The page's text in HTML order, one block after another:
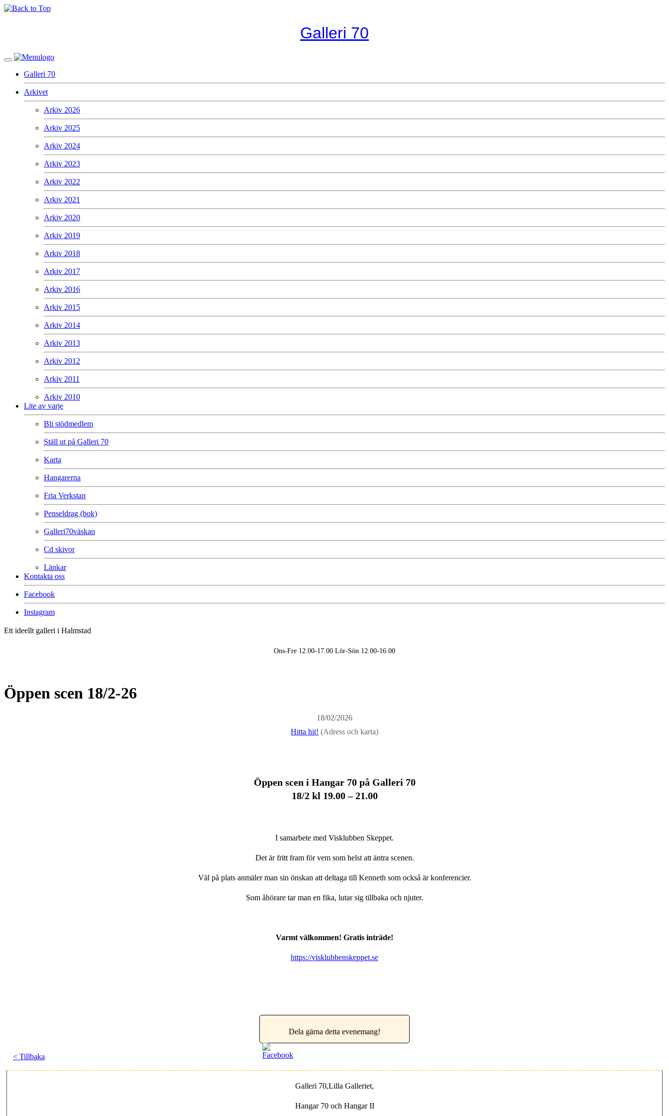
Galleri 70
Galleri 70
Arkivet
Arkiv 2026
Arkiv 2025
Arkiv 2024
Arkiv 2023
Arkiv 2022
Arkiv 2021
Arkiv 2020
Arkiv 2019
Arkiv 2018
Arkiv 2017
Arkiv 2016
Arkiv 2015
Arkiv 2014
Arkiv 2013
Arkiv 2012
Arkiv 2011
Arkiv 2010
Lite av varje
Bli stödmedlem
Ställ ut på Galleri 70
Karta
Hangarerna
Fria Verkstan
Penseldrag (bok)
Galleri70väskan
Cd skivor
Länkar
Kontakta oss
Facebook
Instagram
Ett ideellt galleri i Halmstad
Ons-Fre 12.00-17.00 Lör-Sön 12.00-16.00
Öppen scen 18/2-26
18/02/2026
Hitta hit! (Adress och karta)
Öppen scen i Hangar 70 på Galleri 70
18/2 kl 19.00 – 21.00
I samarbete med Visklubben Skeppet.
Det är fritt fram för vem som helst att äntra scenen.
Väl på plats anmäler man sin önskan att deltaga till Kenneth som också är konferencier.
Som åhörare tar man en fika, lutar sig tillbaka och njuter.
Varmt välkommen! Gratis inträde!
https://visklubbenskeppet.se
Dela gärna detta evenemang!
< Tillbaka
Galleri 70,Lilla Galleriet,
Hangar 70 och Hangar II